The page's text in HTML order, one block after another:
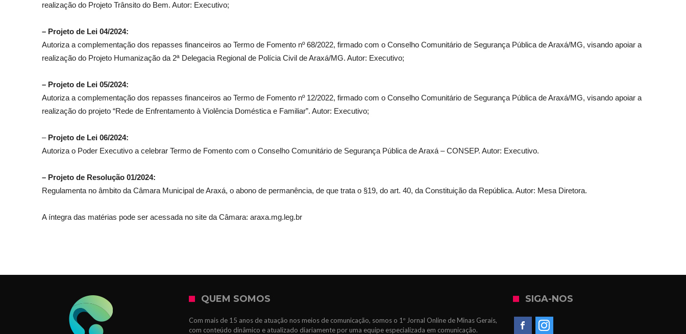
realização do Projeto Trânsito do Bem. Autor: Executivo;
– Projeto de Lei 04/2024:
Autoriza a complementação dos repasses financeiros ao Termo de Fomento nº 68/2022, firmado com o Conselho Comunitário de Segurança Pública de Araxá/MG, visando apoiar a
realização do Projeto Humanização da 2ª Delegacia Regional de Polícia Civil de Araxá/MG. Autor: Executivo;
– Projeto de Lei 05/2024:
Autoriza a complementação dos repasses financeiros ao Termo de Fomento nº 12/2022, firmado com o Conselho Comunitário de Segurança Pública de Araxá/MG, visando apoiar a
realização do projeto “Rede de Enfrentamento à Violência Doméstica e Familiar”. Autor: Executivo;
–Projeto de Lei 06/2024:
Autoriza o Poder Executivo a celebrar Termo de Fomento com o Conselho Comunitário de Segurança Pública de Araxá – CONSEP. Autor: Executivo.
– Projeto de Resolução 01/2024:
Regulamenta no âmbito da Câmara Municipal de Araxá, o abono de permanência, de que trata o §19, do art. 40, da Constituição da República. Autor: Mesa Diretora.
A íntegra das matérias pode ser acessada no site da Câmara: araxa.mg.leg.br
QUEM SOMOS
Com mais de 15 anos de atuação nos meios de comunicação, somos o 1º Jornal Online de Minas Gerais,
com conteúdo dinâmico e atualizado diariamente por uma equipe especializada em comunicação.
SIGA-NOS